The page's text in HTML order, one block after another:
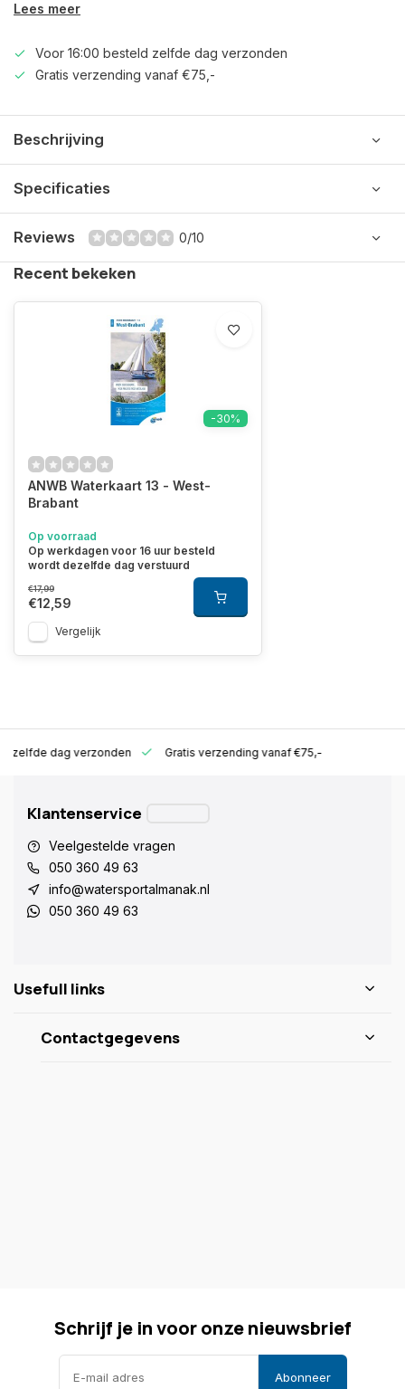
Lees meer
Voor 16:00 besteld zelfde dag verzonden
Gratis verzending vanaf €75,-
Beschrijving
Specificaties
Reviews 0/10
Recent bekeken
-30%
ANWB Waterkaart 13 - West-
Brabant
Op voorraad
Op werkdagen voor 16 uur besteld
wordt dezelfde dag verstuurd
€17,99
€12,59
Vergelijk
zelfde dag verzonden Gratis verzending vanaf €75,-
Klantenservice
Veelgestelde vragen
050 360 49 63
info@watersportalmanak.nl
050 360 49 63
Usefull links
Contactgegevens
Schrijf je in voor onze nieuwsbrief
Abonneer